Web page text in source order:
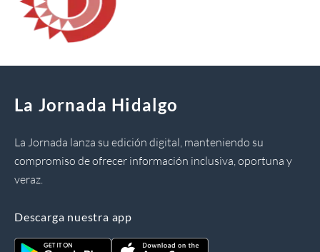
La Jornada Hidalgo
La Jornada lanza su edición digital, manteniendo su
compromiso de ofrecer información inclusiva, oportuna y
veraz.
Descarga nuestra app